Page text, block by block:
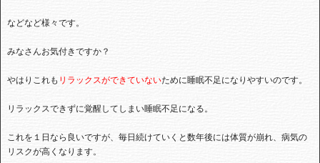
などなど様々です。
みなさんお気付きですか？
やはりこれも リラックスができていないために睡眠不足になりやすいのです。
リラックスできずに覚醒してしまい睡眠不足になる。
これを１日なら良いですが、毎日続けていくと数年後には体質が崩れ、病気の
リスクが高くなります。